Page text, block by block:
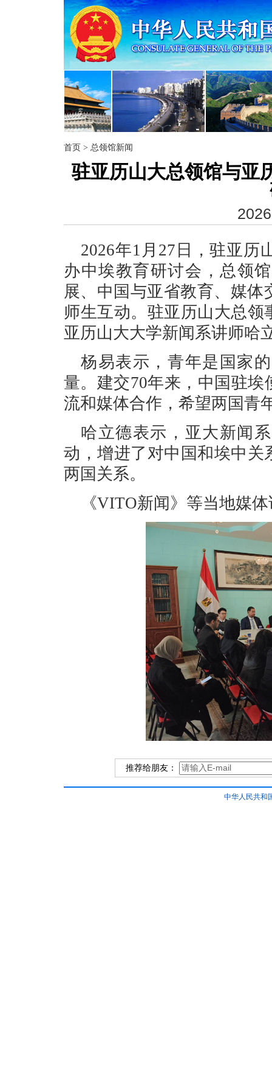
首页 > 总领馆新闻
驻亚历山大总领馆与亚
2026年1月27日，驻亚历
办中埃教育研讨会，总领
展、中国与亚省教育、媒
师生互动。驻亚历山大总
亚历山大大学新闻系讲师哈
杨易表示，青年是国家
量。建交70年来，中国驻
流和媒体合作，希望两国青
哈立德表示，亚大新闻
动，增进了对中国和埃中
两国关系。
《VITO新闻》等当地媒
推荐给朋友：
中华人民共和